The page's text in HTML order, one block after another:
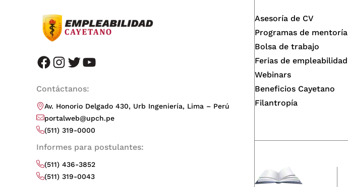
facebook instagram twitter youtube
Contáctanos:
Av. Honorio Delgado 430, Urb Ingeniería, Lima – Perú
portalweb@upch.pe
(511) 319-0000
Informes para postulantes:
(511) 436-3852
(511) 319-0043
Asesoría de CV
Programas de mentoría
Bolsa de trabajo
Ferias de empleabilidad
Webinars
Beneficios Cayetano
Filantropía